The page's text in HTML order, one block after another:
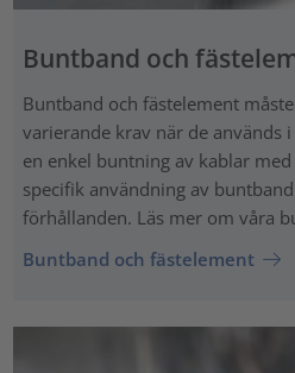
Buntband och
Buntband och fästelement
varierande krav när de används
en enkel buntning av kablar
specifik användning av
förhållanden. Läs mer om våra
Buntband och fästelement